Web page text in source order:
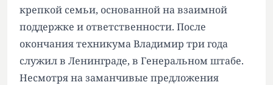
крепкой семьи, основанной на взаимной
поддержке и ответственности. После
окончания техникума Владимир три года
служил в Ленинграде, в Генеральном штабе.
Несмотря на заманчивые предложения